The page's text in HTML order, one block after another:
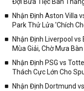
Nhận Định Aston Villa
Park Thử Lửa 'Chích
Nhận Định Liverpool
Mùa Giải, Chờ Mưa
Nhận Định PSG vs
Thách Cực Lớn Cho
Nhận Định Dortmund